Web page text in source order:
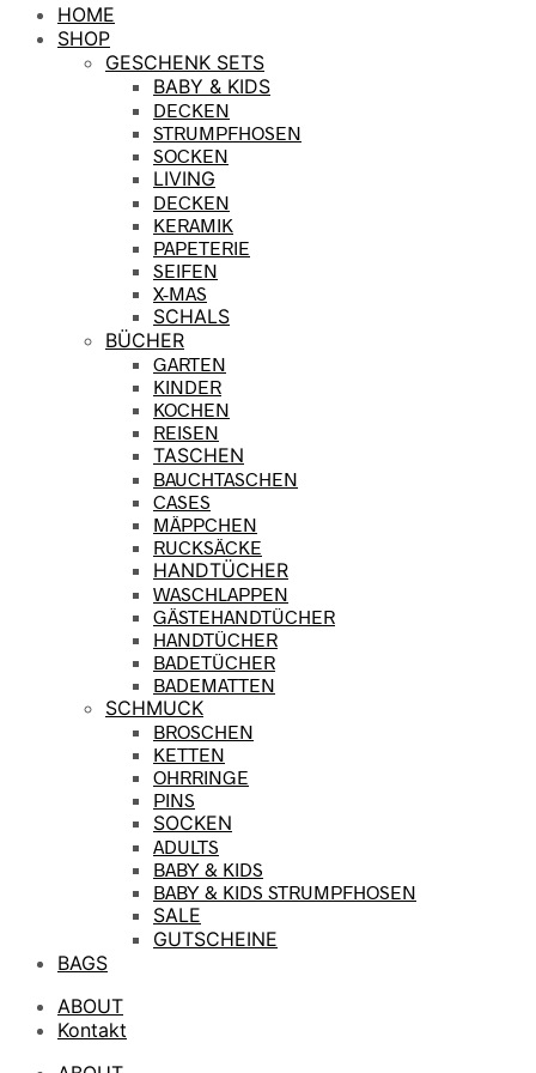
HOME
SHOP
GESCHENK SETS
BABY & KIDS
DECKEN
STRUMPFHOSEN
SOCKEN
LIVING
DECKEN
KERAMIK
PAPETERIE
SEIFEN
X-MAS
SCHALS
BÜCHER
GARTEN
KINDER
KOCHEN
REISEN
TASCHEN
BAUCHTASCHEN
CASES
MÄPPCHEN
RUCKSÄCKE
HANDTÜCHER
WASCHLAPPEN
GÄSTEHANDTÜCHER
HANDTÜCHER
BADETÜCHER
BADEMATTEN
SCHMUCK
BROSCHEN
KETTEN
OHRRINGE
PINS
SOCKEN
ADULTS
BABY & KIDS
BABY & KIDS STRUMPFHOSEN
SALE
GUTSCHEINE
BAGS
ABOUT
Kontakt